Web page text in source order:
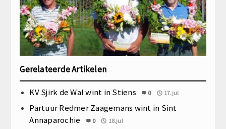
Gerelateerde Artikelen
KV Sjirk de Wal wint in Stiens 0 17.jul
Partuur Redmer Zaagemans wint in Sint
Annaparochie
0 18.jul